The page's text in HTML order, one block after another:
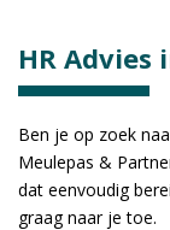
HR Advies
Ben je op zoek
Meulepas &
dat eenvoudig
graag naar je toe.